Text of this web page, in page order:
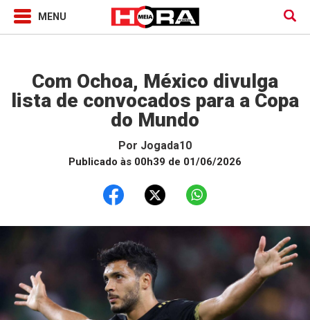
Com Ochoa, México divulga
lista de convocados para a Copa
do Mundo
Por Jogada10
Publicado às 00h39 de 01/06/2026